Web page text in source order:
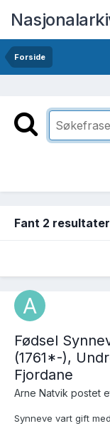
Forside
Fant 2 resultater
Fødsel
(1761*-),
Fjordane
Arne Natvik postet
Synneve vart gift